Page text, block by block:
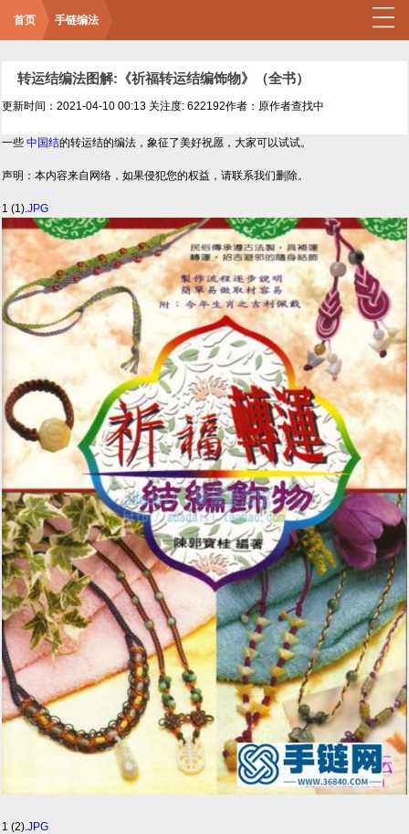
首页 手链编法
转运结编法图解:《祈福转运结编饰物》（全书）
更新时间：2021-04-10 00:13 关注度: 622192作者：原作者查找中
一些中国结的转运结的编法，象征了美好祝愿，大家可以试试。
声明：本内容来自网络，如果侵犯您的权益，请联系我们删除。
1 (1).JPG
1 (2).JPG